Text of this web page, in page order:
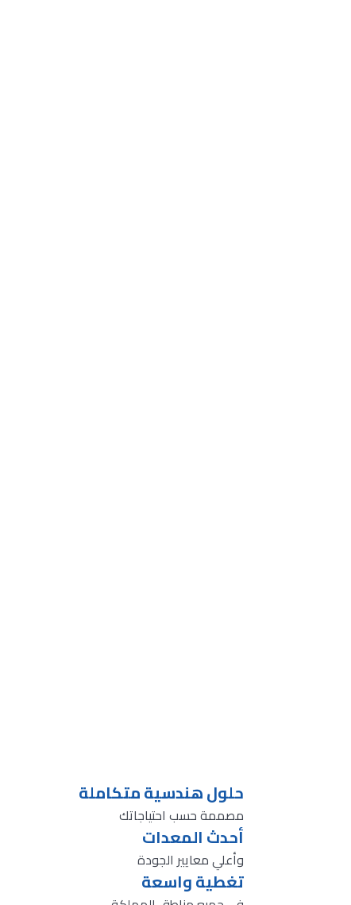
حلول هندسية متكاملة
مصممة حسب احتياجاتك
أحدث المعدات
وأعلي معايير الجودة
تغطية واسعة